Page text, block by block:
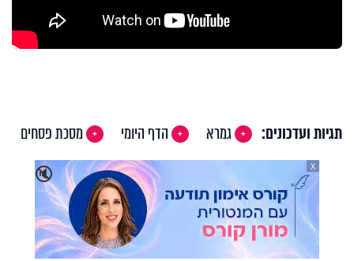
תגיות ועדכונים: גמרא הדף היומי
מסכת פסחים
🔇
X